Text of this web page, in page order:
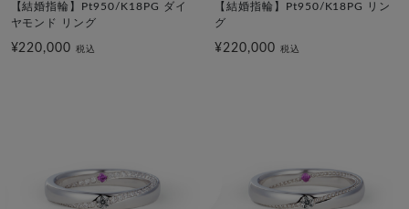
【結婚指輪】Pt950/K18PG ダイ
ヤモンド リング
¥220,000税込
【結婚指輪】Pt950/K18PG リン
グ
¥220,000 税込